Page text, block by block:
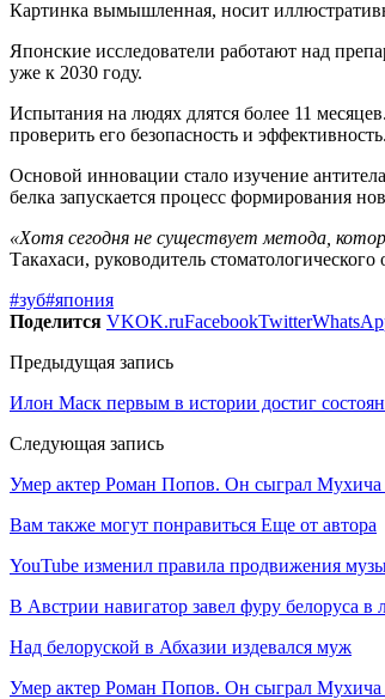
Картинка вымышленная, носит
Японские исследователи работают над
уже к 2030 году.
Испытания на людях длятся более 11
проверить его безопасность и
Основой инновации стало изучение
белка запускается процесс формирования
«Хотя сегодня не существует метода,
Такахаси, руководитель
#зуб#япония
Поделится VKOK.ruFacebookTwitter
Предыдущая запись
Илон Маск первым в истории достиг
Следующая запись
Умер актер Роман Попов. Он сыграл Мухича
Вам также могут понравиться Еще от автора
YouTube изменил правила продвижения
В Австрии навигатор завел фуру белоруса в
Над белоруской в Абхазии издевался муж
Умер актер Роман Попов. Он сыграл Мухича